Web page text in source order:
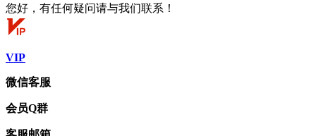
您好，有任何疑问请与我们联系！
VIP
微信客服
会员Q群